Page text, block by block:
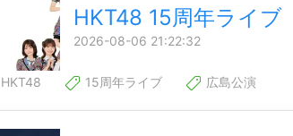
HKT48 15周年ライブ
2026-08-06 21:22:32
HKT48 15周年ライブ 広島公演